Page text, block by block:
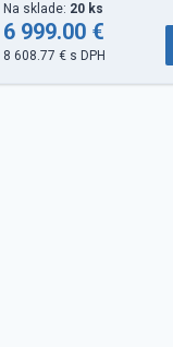
Na sklade: 20 ks
6 999.00 €
8 608.77 € s DPH